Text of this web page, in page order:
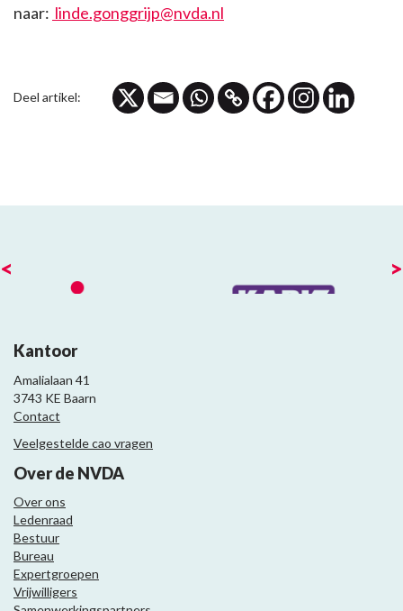
naar: linde.gonggrijp@nvda.nl
Deel artikel:
< >
Kantoor
Amalialaan 41
3743 KE Baarn
Contact
Veelgestelde cao vragen
Over de NVDA
Over ons
Ledenraad
Bestuur
Bureau
Expertgroepen
Vrijwilligers